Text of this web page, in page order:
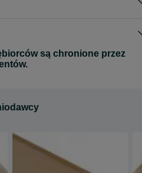
są chronione przez